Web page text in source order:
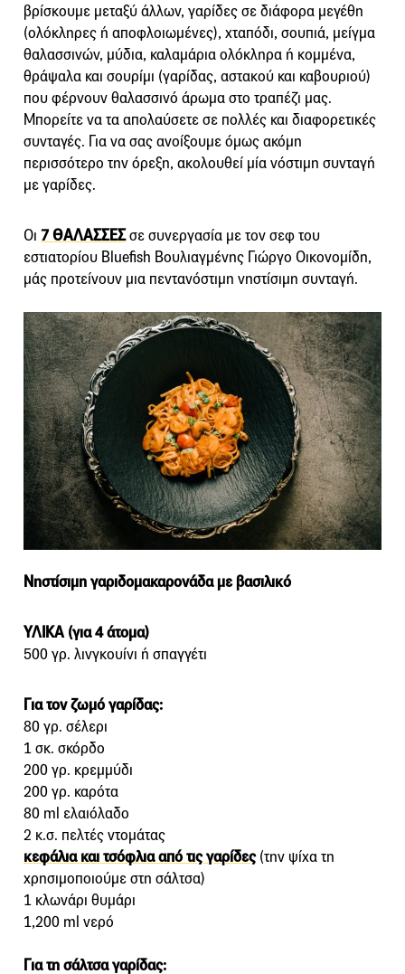
βρίσκουμε μεταξύ άλλων, γαρίδες σε διάφορα μεγέθη
(ολόκληρες ή αποφλοιωμένες), χταπόδι, σουπιά, μείγμα
θαλασσινών, μύδια, καλαμάρια ολόκληρα ή κομμένα,
θράψαλα και σουρίμι (γαρίδας, αστακού και καβουριού)
που φέρνουν θαλασσινό άρωμα στο τραπέζι μας.
Μπορείτε να τα απολαύσετε σε πολλές και διαφορετικές
συνταγές. Για να σας ανοίξουμε όμως ακόμη
περισσότερο την όρεξη, ακολουθεί μία νόστιμη συνταγή
με γαρίδες.
Οι 7 ΘΑΛΑΣΣΕΣσε συνεργασία με τον σεφ του
εστιατορίου Bluefish Βουλιαγμένης Γιώργο Οικονομίδη,
μάς προτείνουν μια πεντανόστιμη νηστίσιμη συνταγή.
Νηστίσιμη γαριδομακαρονάδα με βασιλικό
ΥΛΙΚΑ (για 4 άτομα)
500 γρ. λινγκουίνι ή σπαγγέτι
Για τον ζωμό γαρίδας:
80 γρ. σέλερι
1 σκ. σκόρδο
200 γρ. κρεμμύδι
200 γρ. καρότα
80 ml ελαιόλαδο
2 κ.σ. πελτές ντομάτας
κεφάλια και τσόφλια από τις γαρίδες(την ψίχα τη
χρησιμοποιούμε στη σάλτσα)
1 κλωνάρι θυμάρι
1,200 ml νερό
Για τη σάλτσα γαρίδας: